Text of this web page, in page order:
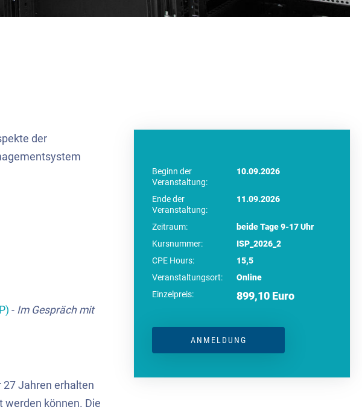
Beginn der
Veranstaltung:
10.09.2026
Ende der
Veranstaltung:
11.09.2026
Zeitraum:
beide Tage 9-17 Uhr
Kursnummer:
ISP_2026_2
CPE Hours:
15,5
Veranstaltungsort:
Online
Einzelpreis:
899,10 Euro
ANMELDUNG
der
- Im Gespräch mit
27 Jahren erhalten
werden können. Die